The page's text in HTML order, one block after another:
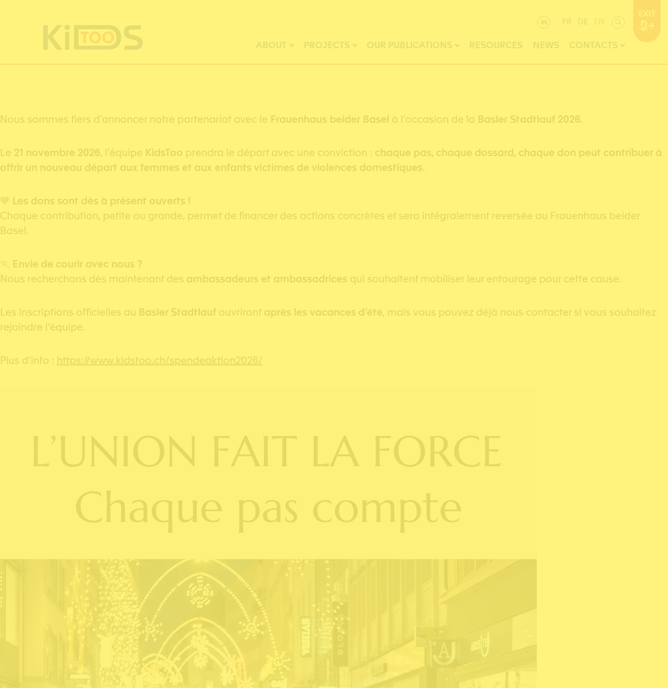
FR DE
ABOUT PROJECTS OUR PUBLICATIONS RESOURCES NEWS CONTACTS
Nous sommes fiers d’annoncer notre partenariat avec le Frauenhaus beider Basel à l’occasion de la Basler Stadtlauf 2026.
Le 21 novembre 2026, l’équipe KidsToo prendra le départ avec une conviction : chaque pas, chaque dossard, chaque don peut contribuer à
offrir un nouveau départ aux femmes et aux enfants victimes de violences domestiques.
💙 Les dons sont dès à présent ouverts !
Chaque contribution, petite ou grande, permet de financer des actions concrètes et sera intégralement reversée au Frauenhaus beider
Basel.
🏃 Envie de courir avec nous ?
Nous recherchons dès maintenant des ambassadeurs et ambassadrices qui souhaitent mobiliser leur entourage pour cette cause.
Les inscriptions officielles au Basler Stadtlauf ouvriront après les vacances d’été, mais vous pouvez déjà nous contacter si vous souhaitez
rejoindre l’équipe.
Plus d’info : https://www.kidstoo.ch/spendeaktion2026/